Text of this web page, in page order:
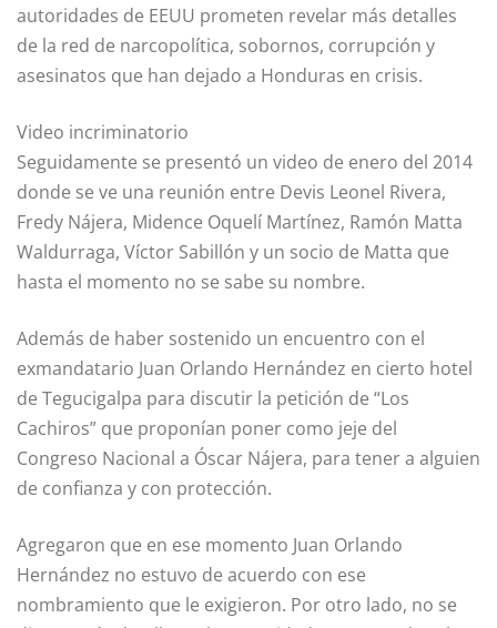
autoridades de EEUU prometen revelar más detalles
de la red de narcopolítica, sobornos, corrupción y
asesinatos que han dejado a Honduras en crisis.
Video incriminatorio
Seguidamente se presentó un video de enero del 2014
donde se ve una reunión entre Devis Leonel Rivera,
Fredy Nájera, Midence Oquelí Martínez, Ramón Matta
Waldurraga, Víctor Sabillón y un socio de Matta que
hasta el momento no se sabe su nombre.
Además de haber sostenido un encuentro con el
exmandatario Juan Orlando Hernández en cierto hotel
de Tegucigalpa para discutir la petición de “Los
Cachiros” que proponían poner como jeje del
Congreso Nacional a Óscar Nájera, para tener a alguien
de confianza y con protección.
Agregaron que en ese momento Juan Orlando
Hernández no estuvo de acuerdo con ese
nombramiento que le exigieron. Por otro lado, no se